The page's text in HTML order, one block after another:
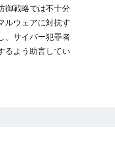
御戦略では不十分
ルウェアに対抗す
、サイバー犯罪者
るよう助言してい